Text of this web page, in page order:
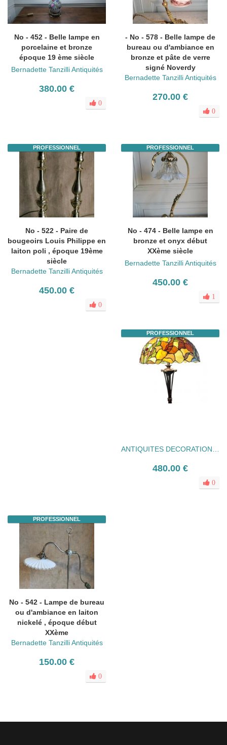
No - 452 - Belle lampe en
porcelaine et bronze
époque 19 ème siècle
Bernadette Tanzilli Antiquités
380.00 €
0
- No - 578 - Belle lampe de
bureau ou d'ambiance en
bronze et pâte de verre
signé Noverdy
Bernadette Tanzilli Antiquités
270.00 €
0
PROFESSIONNEL
No - 522 - Paire de
bougeoirs Louis Philippe en
laiton poli , époque 19ème
siècle
Bernadette Tanzilli Antiquités
450.00 €
0
PROFESSIONNEL
No - 474 - Belle lampe en
bronze et onyx début
XXème siècle
Bernadette Tanzilli Antiquités
450.00 €
1
PROFESSIONNEL
480.00 €
0
PROFESSIONNEL
No - 542 - Lampe de bureau
ou d'ambiance en laiton
nickelé , époque début
XXème
Bernadette Tanzilli Antiquités
150.00 €
0